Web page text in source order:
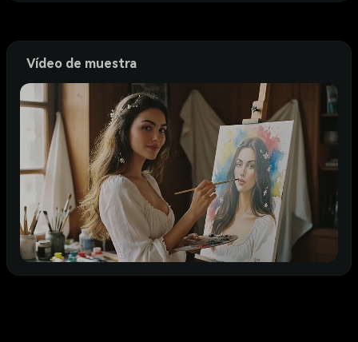
Vídeo de muestra